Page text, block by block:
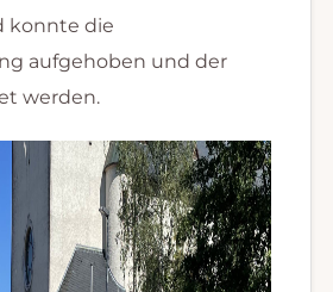
konnte die
aufgehoben und der
werden.